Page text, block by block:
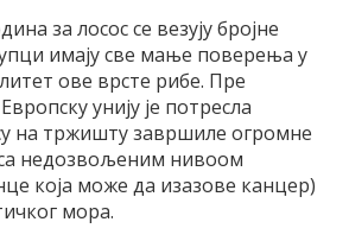
за лосос се везују бројне
имају све мање поверења у
ове врсте рибе. Пре
унију је потресла
на тржишту завршиле огромне
недозвољеним нивоом
која може да изазове канцер)
мора.